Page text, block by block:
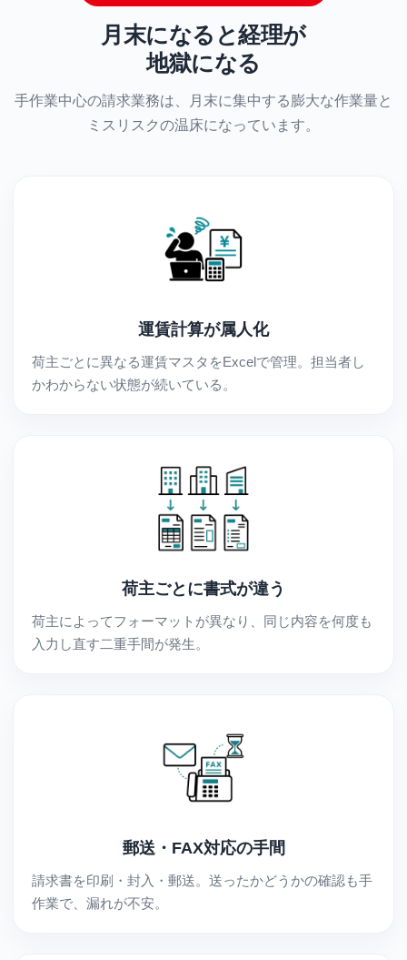
月末になると経理が
地獄になる
手作業中心の請求業務は、月末に集中する膨大な作業量と
ミスリスクの温床になっています。
運賃計算が属人化
荷主ごとに異なる運賃マスタをExcelで管理。担当者し
かわからない状態が続いている。
荷主ごとに書式が違う
荷主によってフォーマットが異なり、同じ内容を何度も
入力し直す二重手間が発生。
郵送・FAX対応の手間
請求書を印刷・封入・郵送。送ったかどうかの確認も手
作業で、漏れが不安。